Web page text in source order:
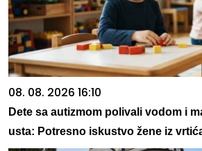
08. 08. 2026 16:10
Dete sa autizmom polivali vodom i
usta: Potresno iskustvo žene iz